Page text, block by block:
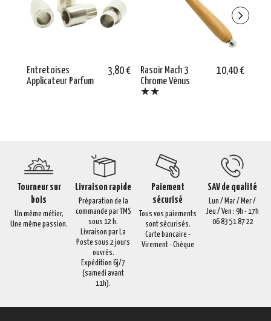
Entretoises
Applicateur Parfum
3,80 €
Rasoir Mach 3
Chrome Vénus
★★
10,40 €
Tourneur sur
bois
Un même métier,
Une même passion.
Livraison rapide
Préparation de la
commande par TMS
sous 12 h.
Livraison par La
Poste sous 2 jours
ouvrés.
Expédition 6j/7
(samedi avant
11h).
Paiement
sécurisé
Tous vos paiements
sont sécurisés.
Carte bancaire -
Virement - Chèque
SAV de qualité
Lun / Mar / Mer /
Jeu / Ven : 9h - 17h
06 83 51 87 22